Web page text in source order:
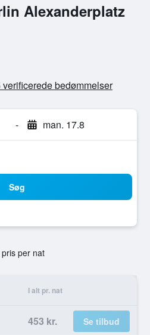
Alexanderplatz
verificerede bedømmelser
- man. 17.8
Søg
pris per nat
I alt pr. nat
453 kr. Se tilbud